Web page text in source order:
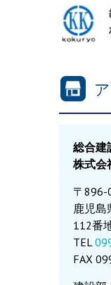
総合建
株式
〒896-
鹿児島
112番
TEL
FAX